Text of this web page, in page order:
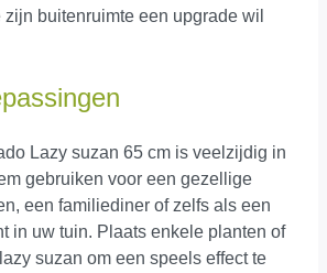
buitenruimte een upgrade wil
Lazy suzan 65 cm is veelzijdig in
gebruiken voor een gezellige
een familiediner of zelfs als een
in uw tuin. Plaats enkele planten of
suzan om een speels effect te